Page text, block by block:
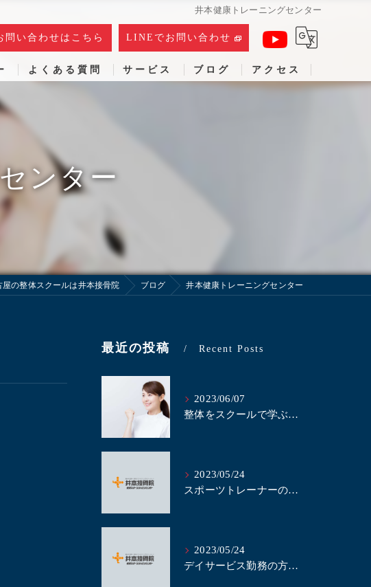
井本健康トレーニングセンター
問い合わせはこちら LINEでお問い合わせ
よくある質問 サービス ブログ アクセス
ンター
屋の整体スクールは井本接骨院 ブログ 井本健康トレーニングセンター
最近の投稿 Recent Posts
2023/06/07
整体をスクールで学ぶべき理由とは？｜名古屋にある井本接骨院
2023/05/24
スポーツトレーナーの方、当整体スクールで整体を学びませんか？｜名古屋の整体スクール井本接骨院
2023/05/24
デイサービス勤務の方、整体の技術を学んで業務に活かしませんか？｜名古屋の整体スクール井本接骨院